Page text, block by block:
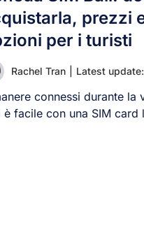
prezzi
per i turisti
Rachel Tran Latest
connessi durante la
è facile con una SIM card